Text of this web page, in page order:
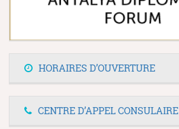
HORAIRES D’OUVERTURE
CENTRE D’APPEL CONSULAIRE